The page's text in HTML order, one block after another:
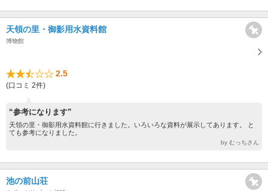
天領の里・御影用水資料館
博物館
2.5
(口コミ 2件)
“参考になります”
天領の里・御影用水資料館に行きました。いろいろな資料が展示してあります。 と
ても参考になりました。
by むっちさん
池の前山荘